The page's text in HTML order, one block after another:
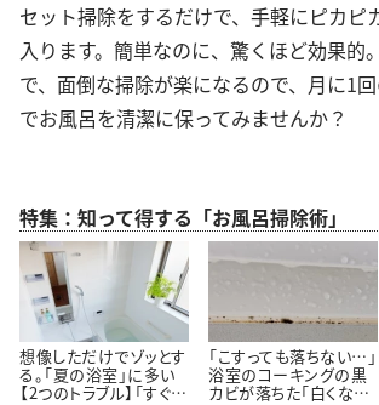
セット掃除をするだけで、手軽にピカピ
入ります。簡単なのに、驚くほど効果的
で、面倒な掃除が楽になるので、月に1
でお風呂を清潔に保ってみませんか？
特集：知って得する「お風呂掃除術」
想像しただけでゾッとす
る。「夏の浴室」に多い
【2つのトラブル】「すぐ対
「こすっても落ちない…」
浴室のコーキングの黒
カビが落ちた「白くなっ